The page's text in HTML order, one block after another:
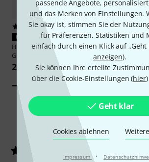
passende Angebote,
und das Merken von Einstellungen.
Sie okay ist, stimmen Sie der
für Präferenzen, Statistiken und
einfach durch einen Klick auf „Geht
anzeigen).
Sie können Ihre erteilte
über die Cookie-Einstellungen (hier
Geht klar
Cookies ablehnen
Impressum ·
9
PASST GARANTIERT
Harley BentonStreetbox-60
Gigbag
24,90 €
PASST
Roadworx
35 €
142
/ 5